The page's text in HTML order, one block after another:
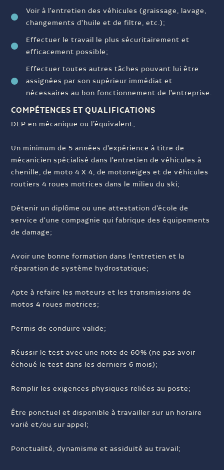
Voir à l'entretien des véhicules (graissage, lavage,
changements d'huile et de filtre, etc.);
Effectuer le travail le plus sécuritairement et
efficacement possible;
Effectuer toutes autres tâches pouvant lui être
assignées par son supérieur immédiat et
nécessaires au bon fonctionnement de l'entreprise.
COMPÉTENCES ET QUALIFICATIONS
DEP en mécanique ou l’équivalent;
Un minimum de 5 années d'expérience à titre de
mécanicien spécialisé dans l'entretien de véhicules à
chenille, de moto 4 X 4, de motoneiges et de véhicules
routiers 4 roues motrices dans le milieu du ski;
Détenir un diplôme ou une attestation d'école de
service d'une compagnie qui fabrique des équipements
de damage;
Avoir une bonne formation dans l'entretien et la
réparation de système hydrostatique;
Apte à refaire les moteurs et les transmissions de
motos 4 roues motrices;
Permis de conduire valide;
Réussir le test avec une note de 60% (ne pas avoir
échoué le test dans les derniers 6 mois);
Remplir les exigences physiques reliées au poste;
Être ponctuel et disponible à travailler sur un horaire
varié et/ou sur appel;
Ponctualité, dynamisme et assiduité au travail;